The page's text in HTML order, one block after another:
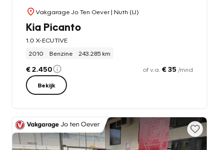
Vakgarage Jo Ten Oever| Nuth (LI)
Kia Picanto
1.0 X-ECUTIVE
2010
Benzine 243.285 km
€ 2.450 of v.a. € 35 /mnd
Bekijk